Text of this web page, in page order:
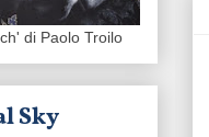
di Paolo Troilo
Sky